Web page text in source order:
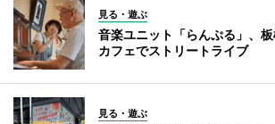
見る・遊ぶ
音楽ユニット「らんぷる」、
カフェでストリートライブ
見る・遊ぶ